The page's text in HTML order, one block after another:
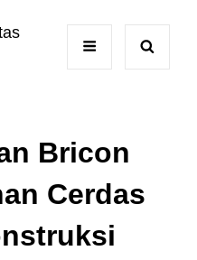
Bricon
Cerdas